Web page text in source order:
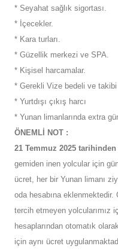
* Seyahat sağlık sigortası.
* İçecekler.
* Kara turları.
* Güzellik merkezi ve SPA.
* Kişisel harcamalar.
* Gerekli Vize bedeli ve takibi
* Yurtdışı çıkış harcı
* Yunan limanlarında extra
ÖNEMLİ NOT :
21 Temmuz 2025
gemiden inen yolcular için
ücret, her bir Yunan limanı
oda hesabına eklenmektedir.
tercih etmeyen yolcularımız
hesaplarından otomatık
için aynı ücret